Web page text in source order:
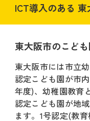
ICT導入のある
東大阪市のこど
東大阪市には市立
認定こども園が市
年度)、幼稚園教育
認定こども園が地
ます。1号認定(教